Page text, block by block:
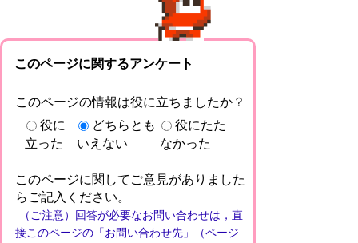
このページに関するアンケート
このページの情報は役に立ちましたか？
役に
立った
どちらとも
いえない
役にたた
なかった
このページに関してご意見がありました
らご記入ください。
（ご注意）回答が必要なお問い合わせは，直
接このページの「お問い合わせ先」（ページ